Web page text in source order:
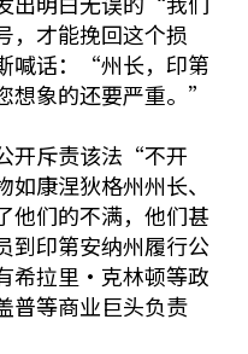
才能挽回这个损
喊话：“州长，印第
想象的还要严重。”
开斥责该法“不开
康涅狄格州州长、
他们的不满，他们甚
到印第安纳州履行公
希拉里·克林顿等政
普等商业巨头负责